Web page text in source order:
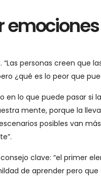
emociones
personas creen que
¿qué es lo peor que
en lo que puede pasar si
mente, porque la
posibles van
clave: “el primer
de aprender pero que